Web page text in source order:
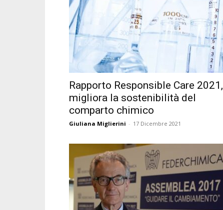
Rapporto Responsible Care 2021,
migliora la sostenibilità del
comparto chimico
Giuliana Miglierini - 17 Dicembre 2021